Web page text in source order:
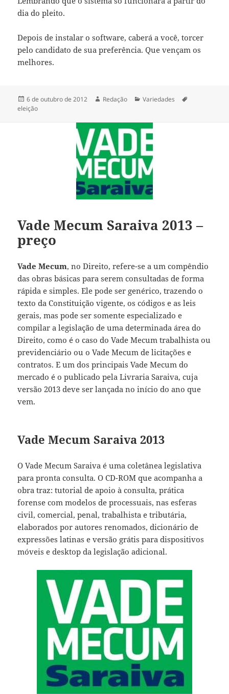
dia do pleito.
Depois de instalar o software, caberá a você, torcer
pelo candidato de sua preferência. Que vençam os
melhores.
Publicado
em
6 de outubro de 2012 Autor
Redação Categorias
Variedades
eleição
Vade Mecum Saraiva 2013 –
preço
Vade Mecum, no Direito, refere-se a um compêndio
das obras básicas para serem consultadas de forma
rápida e simples. Ele pode ser genérico, trazendo o
texto da Constituição vigente, os códigos e as leis
gerais, mas pode ser somente especializado e
compilar a legislação de uma determinada área do
Direito, como é o caso do Vade Mecum trabalhista ou
previdenciário ou o Vade Mecum de licitações e
contratos. E um dos principais Vade Mecum do
mercado é o publicado pela Livraria Saraiva, cuja
versão 2013 deve ser lançada no início do ano que
vem.
Vade Mecum Saraiva 2013
O Vade Mecum Saraiva é uma coletânea legislativa
para pronta consulta. O CD-ROM que acompanha a
obra traz: tutorial de apoio à consulta, prática
forense com modelos de processuais, nas esferas
civil, comercial, penal, trabalhista e tributária,
elaborados por autores renomados, dicionário de
expressões latinas e versão grátis para dispositivos
móveis e desktop da legislação adicional.